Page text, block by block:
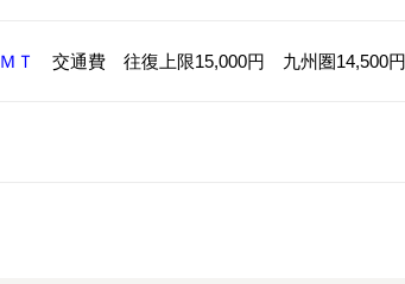
ＭＴ 交通費 往復上限15,000円 九州圏14,500